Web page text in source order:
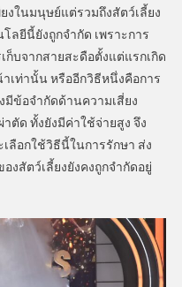
งในมนุษย์แต่รวมถึงสัตว์เลี้ยง
ลยีนี้ยังถูกจำกัด เพราะการ
ก็บจากสายสะดือตั้งแต่แรกเกิด
เท่านั้น หรืออีกวิธีหนึ่งคือการ
มีข้อจำกัดด้านความเสี่ยง
าตัด ทั้งยังมีค่าใช้จ่ายสูง จึง
ลือกใช้วิธีนี้ในการรักษา ส่ง
สัตว์เลี้ยงยังคงถูกจำกัดอยู่